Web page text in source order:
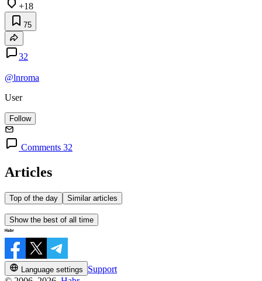
+18
75
32
@lnroma
User
Follow
Comments 32
Articles
Top of the day Similar articles
Show the best of all time
Language settings
Support